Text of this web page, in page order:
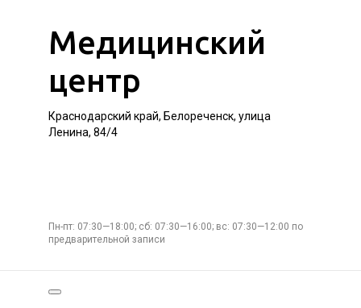
Медицинский
центр
Краснодарский край, Белореченск, улица
Ленина, 84/4
Пн-пт: 07:30—18:00; сб: 07:30—16:00; вс: 07:30—12:00 по
предварительной записи